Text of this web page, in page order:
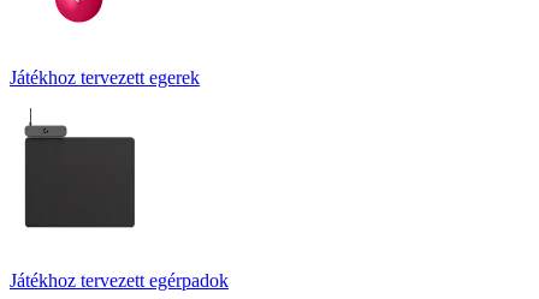
Játékhoz tervezett egerek
Játékhoz tervezett egérpadok